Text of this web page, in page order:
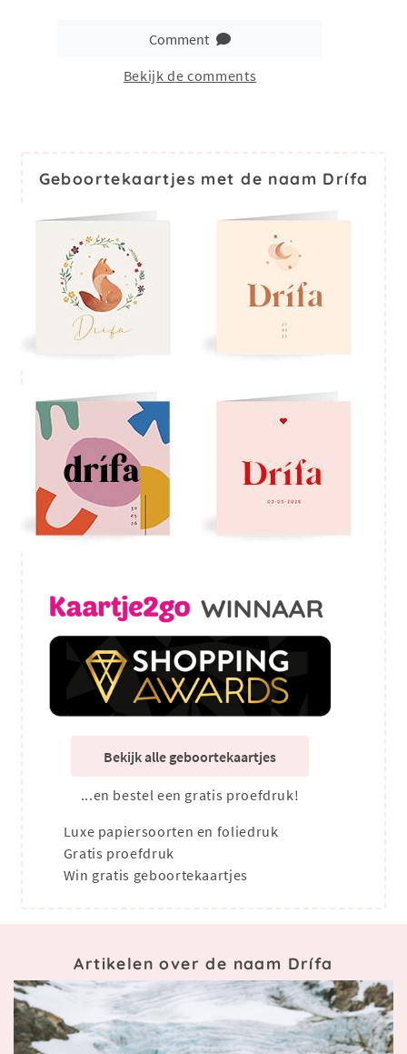
Comment
Bekijk de comments
Geboortekaartjes met de naam Drífa
Bekijk alle geboortekaartjes
...en bestel een gratis proefdruk!
Luxe papiersoorten en foliedruk
Gratis proefdruk
Win gratis geboortekaartjes
Artikelen over de naam Drífa